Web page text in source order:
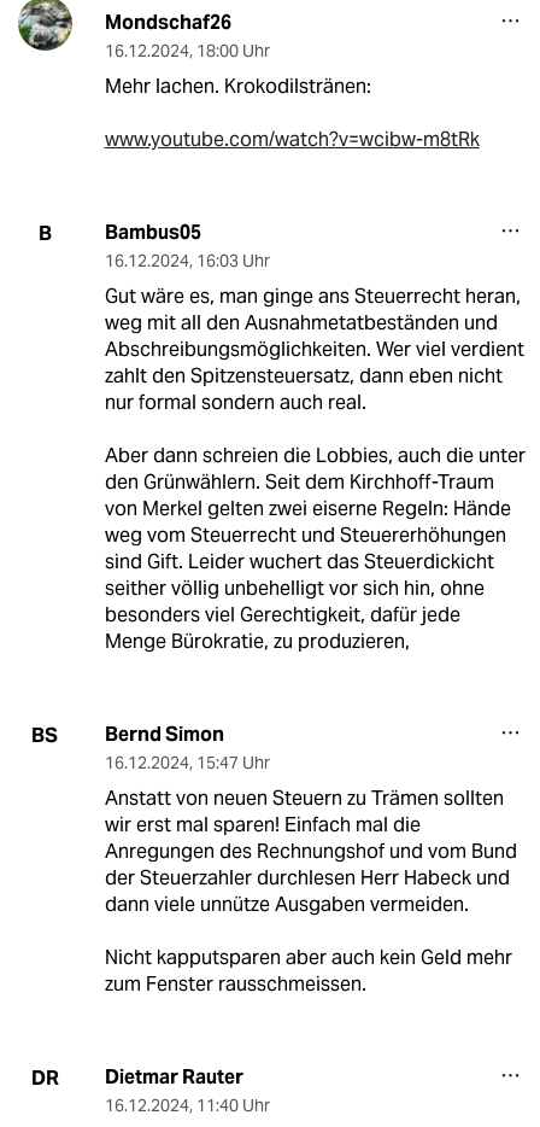
Mondschaf26
16.12.2024, 18:00 Uhr
Mehr lachen. Krokodilstränen:
www.youtube.com/watch?v=wcibw-m8tRk
B Bambus05
16.12.2024, 16:03 Uhr
Gut wäre es, man ginge ans Steuerrecht heran,
weg mit all den Ausnahmetatbeständen und
Abschreibungsmöglichkeiten. Wer viel verdient
zahlt den Spitzensteuersatz, dann eben nicht
nur formal sondern auch real.
Aber dann schreien die Lobbies, auch die unter
den Grünwählern. Seit dem Kirchhoff-Traum
von Merkel gelten zwei eiserne Regeln: Hände
weg vom Steuerrecht und Steuererhöhungen
sind Gift. Leider wuchert das Steuerdickicht
seither völlig unbehelligt vor sich hin, ohne
besonders viel Gerechtigkeit, dafür jede
Menge Bürokratie, zu produzieren,
BS Bernd Simon
16.12.2024, 15:47 Uhr
Anstatt von neuen Steuern zu Trämen sollten
wir erst mal sparen! Einfach mal die
Anregungen des Rechnungshof und vom Bund
der Steuerzahler durchlesen Herr Habeck und
dann viele unnütze Ausgaben vermeiden.
Nicht kapputsparen aber auch kein Geld mehr
zum Fenster rausschmeissen.
DR Dietmar Rauter
16.12.2024, 11:40 Uhr